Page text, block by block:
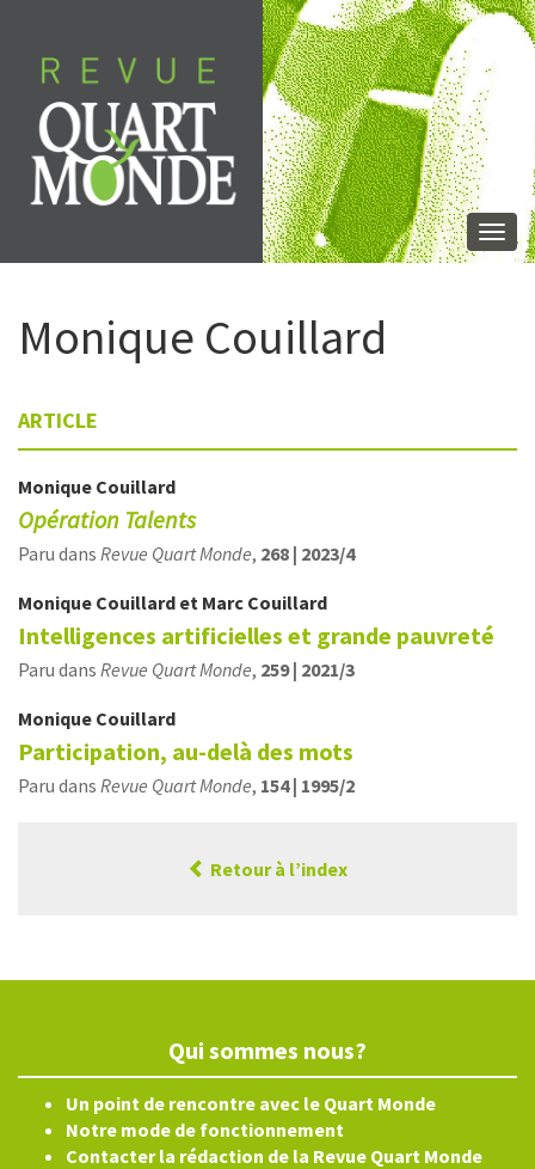
contenu
Monique Couillard
ARTICLE
Monique Couillard
Opération Talents
Paru dans Revue Quart Monde, 268 | 2023/4
Monique Couillard et Marc Couillard
Intelligences artificielles et grande pauvreté
Paru dans Revue Quart Monde, 259 | 2021/3
Monique Couillard
Participation, au-delà des mots
Paru dans Revue Quart Monde, 154 | 1995/2
Retour à l’index
Qui sommes nous?
Un point de rencontre avec le Quart Monde
Notre mode de fonctionnement
Contacter la rédaction de la Revue Quart Monde